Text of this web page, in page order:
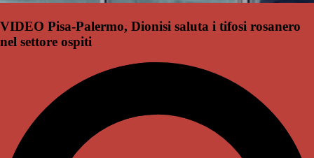
VIDEO Pisa-Palermo, Dionisi saluta i tifosi rosanero
nel settore ospiti